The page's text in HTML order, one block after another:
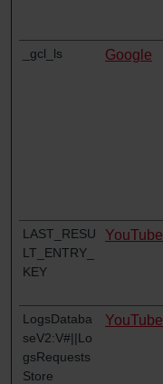
_gcl_ls Google
LAST_RESU
LT_ENTRY_
KEY
YouTube
LogsDataba
seV2:V#||Lo
gsRequests
Store
YouTube